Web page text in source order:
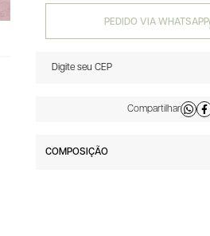
PEDIDO VIA WHATSAPP
COMPOSIÇÃO